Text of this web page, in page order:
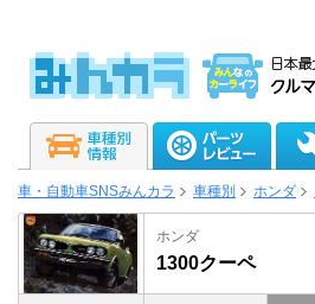
車・自動車SNSみんカラ 車種別 ホンダ
ホンダ
1300クーペ